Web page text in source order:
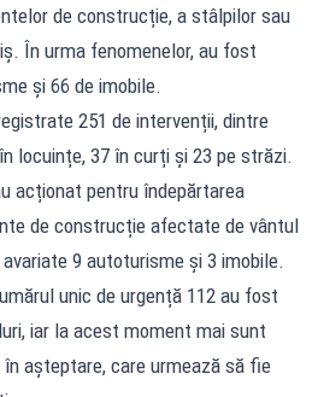
de construcție, a stâlpilor sau
În urma fenomenelor, au fost
și 66 de imobile.
251 de intervenții, dintre
locuințe, 37 în curți și 23 pe străzi.
acționat pentru îndepărtarea
de construcție afectate de vântul
9 autoturisme și 3 imobile.
unic de urgență 112 au fost
iar la acest moment mai sunt
așteptare, care urmează să fie